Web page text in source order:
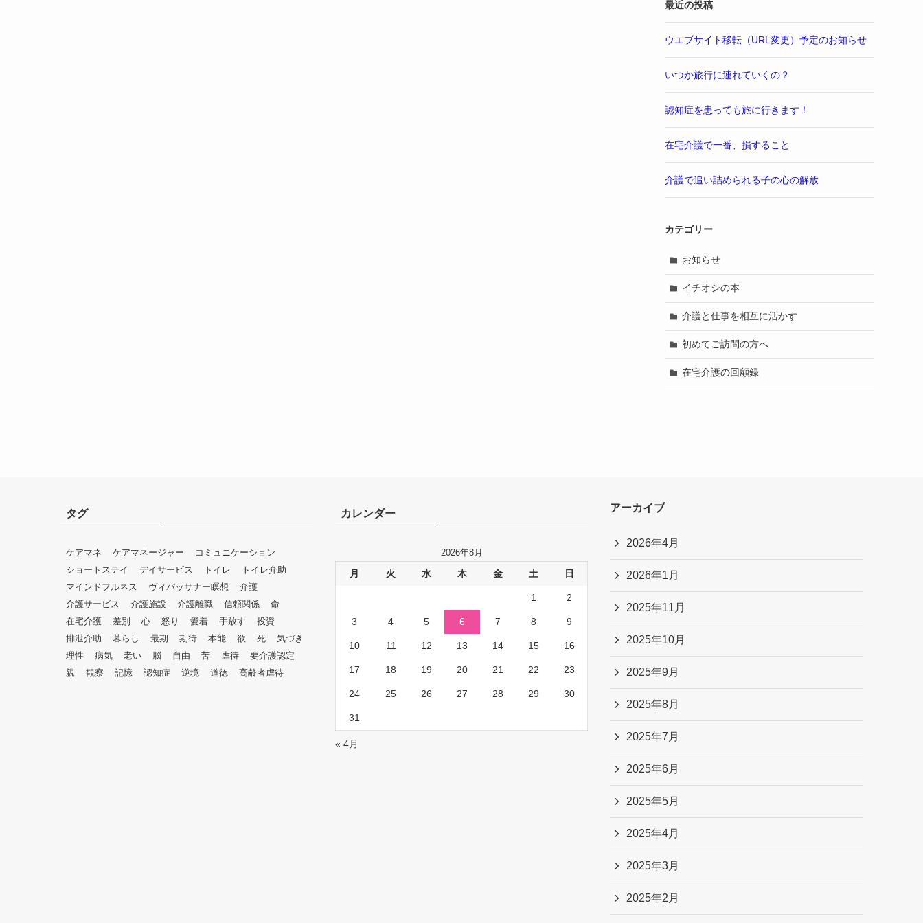
最近の投稿
ウエブサイト移転（URL変更）予定のお知らせ
いつか旅行に連れていくの？
認知症を患っても旅に行きます！
在宅介護で一番、損すること
介護で追い詰められる子の心の解放
カテゴリー
お知らせ
イチオシの本
介護と仕事を相互に活かす
初めてご訪問の方へ
在宅介護の回顧録
タグ
ケアマネ ケアマネージャー
コミュニケーション
ショートステイ
デイサービス トイレ
トイレ介助
マインドフルネス
ヴィパッサナー瞑想
介護
介護サービス
介護施設 介護離職 信頼関係
命
在宅介護
差別 心 怒り 愛着 手放す
投資
排泄介助
暮らし 最期 期待 本能 欲 死
気づき
理性
病気 老い 脳 自由 苦 虐待
要介護認定
親
観察 記憶 認知症 逆境 道徳 高齢者虐待
カレンダー
2026年8月
月 火 水 木 金 土 日
1 2
3 4 5 6 7 8 9
10 11 12 13 14 15 16
17 18 19 20 21 22 23
24 25 26 27 28 29 30
31
« 4月
アーカイブ
2026年4月
2026年1月
2025年11月
2025年10月
2025年9月
2025年8月
2025年7月
2025年6月
2025年5月
2025年4月
2025年3月
2025年2月